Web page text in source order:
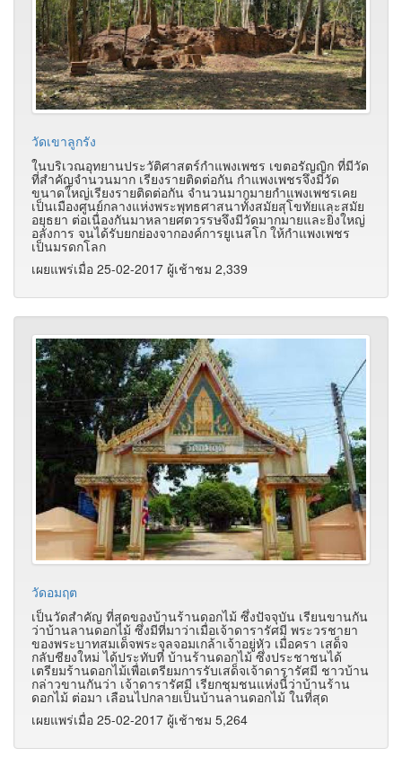
วัดเขาลูกรัง
ในบริเวณอุทยานประวัติศาสตร์กำแพงเพชร เขตอรัญญิก ที่มีวัด
ที่สำคัญจำนวนมาก เรียงรายติดต่อกัน กำแพงเพชรจึงมีวัด
ขนาดใหญ่เรียงรายติดต่อกัน จำนวนมากมายกำแพงเพชรเคย
เป็นเมืองศูนย์กลางแห่งพระพุทธศาสนาทั้งสมัยสุโขทัยและสมัย
อยุธยา ต่อเนื่องกันมาหลายศตวรรษจึงมีวัดมากมายและยิ่งใหญ่
อลังการ จนได้รับยกย่องจากองค์การยูเนสโก ให้กำแพงเพชร
เป็นมรดกโลก
เผยแพร่เมื่อ 25-02-2017 ผู้เช้าชม 2,339
วัดอมฤต
เป็นวัดสำคัญ ที่สุดของบ้านร้านดอกไม้ ซึ่งปัจจุบัน เรียนขานกัน
ว่าบ้านลานดอกไม้ ซึ่งมีที่มาว่าเมื่อเจ้าดารารัศมี พระวรชายา
ของพระบาทสมเด็จพระจุลจอมเกล้าเจ้าอยู่หัว เมื่อครา เสด็จ
กลับชียงใหม่ ได้ประทับที่ บ้านร้านดอกไม้ ซึ่งประชาชนได้
เตรียมร้านดอกไม้เพื่อเตรียมการรับเสด็จเจ้าดารารัศมี ชาวบ้าน
กล่าวขานกันว่า เจ้าดารารัศมี เรียกชุมชนแห่งนี้ว่าบ้านร้าน
ดอกไม้ ต่อมา เลือนไปกลายเป็นบ้านลานดอกไม้ ในที่สุด
เผยแพร่เมื่อ 25-02-2017 ผู้เช้าชม 5,264